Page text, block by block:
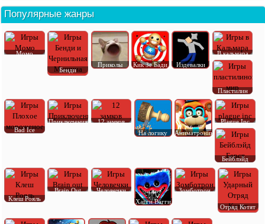
Популярные жанры
Момо
Бенди
Приколы Кик Зе Бади Издевалки
В кальмара
Пластилин
Bad Ice
Приключения
12 замков
На логику
Аниматроник
Plague Inc
Бейблэйд
Клеш Рояль
Brain Out
Человечки
Хагги Вагги
Зомботрон
Отряд Котят